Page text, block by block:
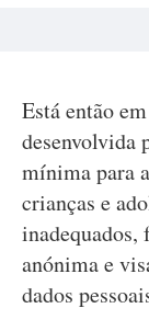
Está então
desenvolvida
mínima para
crianças e
inadequados,
anónima e
dados